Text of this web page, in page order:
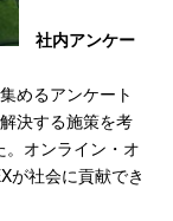
社内アンケー
めるアンケート
決する施策を考
。オンライン・オ
が社会に貢献でき